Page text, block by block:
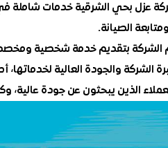
عزل بحي الشرقية خدمات شاملة في
الصيانة.
الشركة بتقديم خدمة شخصية
الشركة والجودة العالية
الذين يبحثون عن جودة